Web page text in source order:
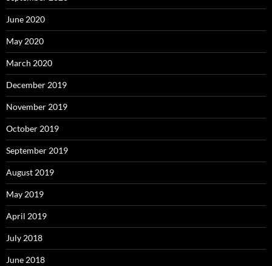
June 2020
May 2020
March 2020
December 2019
November 2019
October 2019
September 2019
August 2019
May 2019
April 2019
July 2018
June 2018